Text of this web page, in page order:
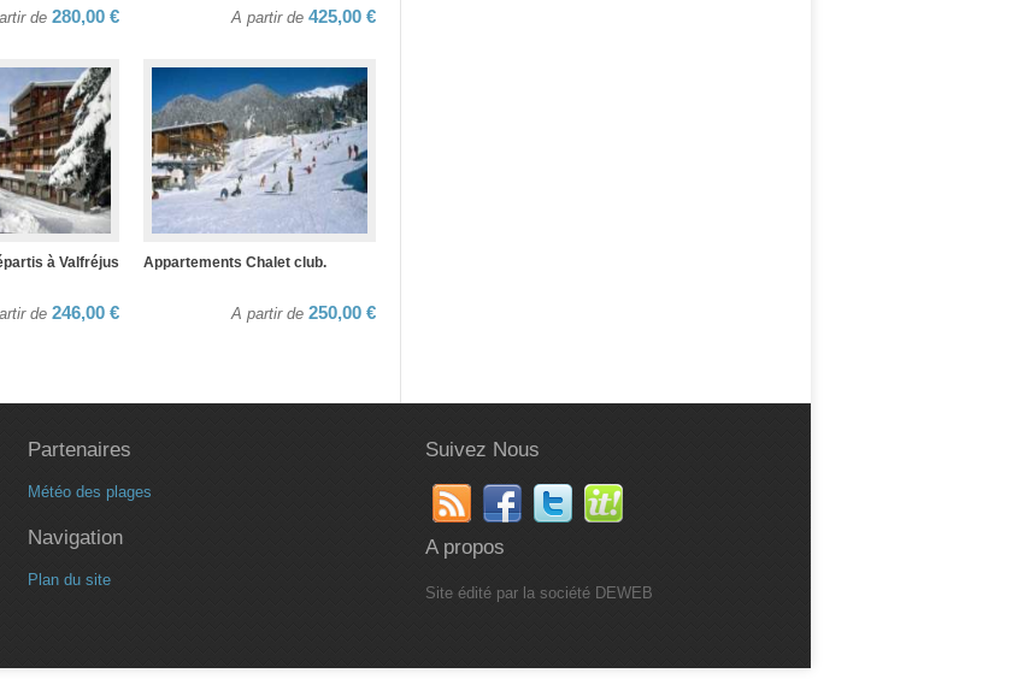
de 280,00 € A partir de 425,00 €
à Valfréjus
de 246,00 €
Appartements Chalet club.
A partir de 250,00 €
Partenaires
Météo des plages
Navigation
Plan du site
Suivez Nous
A propos
Site édité par la société DEWEB